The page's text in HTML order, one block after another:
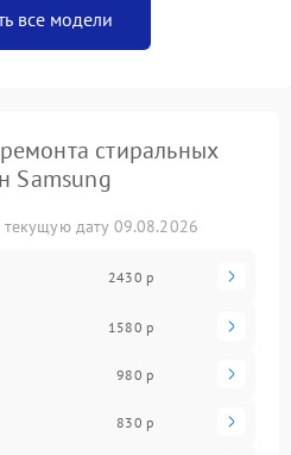
все модели
стиральных
Samsung
дату 09.08.2026
2430 р
1580 р
980 р
830 р